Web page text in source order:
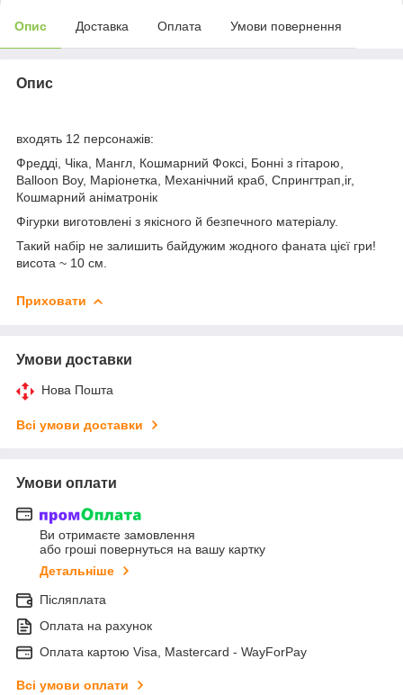
Опис Доставка Оплата Умови повернення
Опис
входять 12 персонажів:
Фредді, Чіка, Мангл, Кошмарний Фоксі, Бонні з гітарою,
Balloon Boy, Маріонетка, Механічний краб, Спрингтрап,ir,
Кошмарний аніматронік
Фігурки виготовлені з якісного й безпечного матеріалу.
Такий набір не залишить байдужим жодного фаната цієї гри!
висота ~ 10 см.
Приховати
Умови доставки
Нова Пошта
Всі умови доставки
Умови оплати
Ви отримаєте замовлення
або гроші повернуться на вашу картку
Детальніше
Післяплата
Оплата на рахунок
Оплата картою Visa, Mastercard - WayForPay
Всі умови оплати